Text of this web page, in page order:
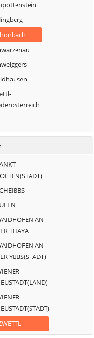
AN
THAYA
AN
YBBS(STADT)